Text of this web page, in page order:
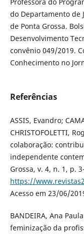
do Departamento de
de Ponta Grossa.
Desenvolvimento
convênio 049/2019.
Conhecimento no
Referências
ASSIS, Evandro;
CHRISTOFOLETTI,
colaboração:
independente
Grossa, v. 4, n. 1, p.
https://
Acesso em 23/06/
BANDEIRA, Ana
feminização da